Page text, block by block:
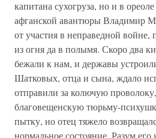
капитана сухогруза, но и в
афганской авантюры Владимир
от участия в неправедной
из огня да в полымя. Скоро два
бежали к нам, и державы
Шатковых, отца и сына, ждало
отправили за колючую
благовещенскую тюрьму-
пытку, но отец тяжело
нормальное состояние. Разум его